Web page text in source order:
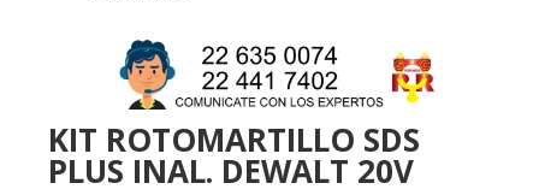
KIT ROTOMARTILLO SDS
PLUS INAL. DEWALT 20V